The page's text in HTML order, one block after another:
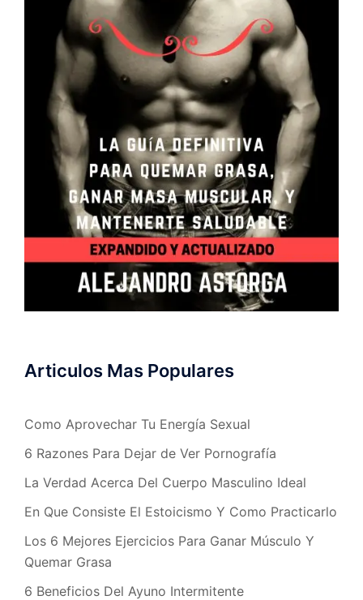
Articulos Mas Populares
Como Aprovechar Tu Energía Sexual
6 Razones Para Dejar de Ver Pornografía
La Verdad Acerca Del Cuerpo Masculino Ideal
En Que Consiste El Estoicismo Y Como Practicarlo
Los 6 Mejores Ejercicios Para Ganar Músculo Y
Quemar Grasa
6 Beneficios Del Ayuno Intermitente